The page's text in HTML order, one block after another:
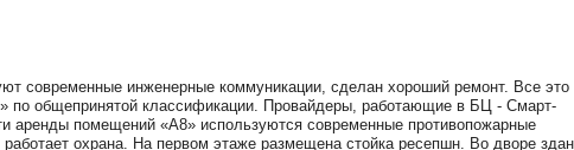
современные инженерные коммуникации, сделан хороший ремонт. Все это
по общепринятой классификации. Провайдеры, работающие в БЦ - Смарт-
аренды помещений «А8» используются современные противопожарные
охрана. На первом этаже размещена стойка ресепшн. Во дворе